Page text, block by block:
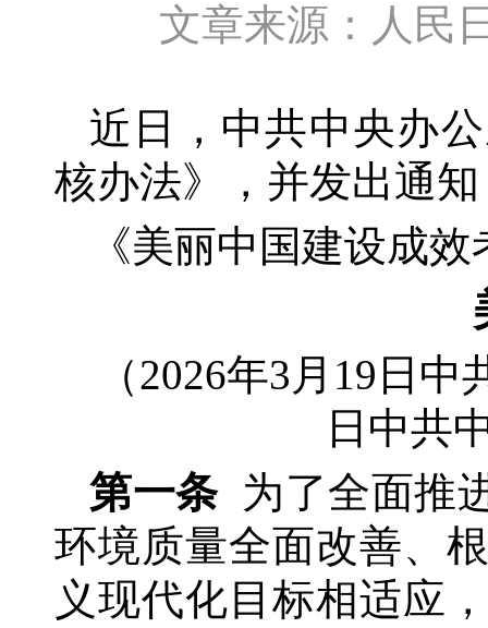
文章来源：人
近日，中共中央办
核办法》，并发出通
《美丽中国建设成
（2026年3月19日中
日中共
第一条 为了全面推
环境质量全面改善、
义现代化目标相适应